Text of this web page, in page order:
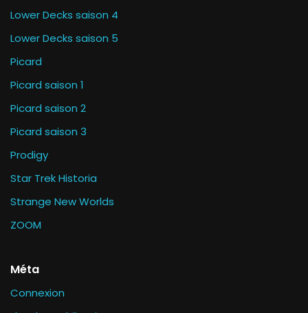
Lower Decks saison 4
Lower Decks saison 5
Picard
Picard saison 1
Picard saison 2
Picard saison 3
Prodigy
Star Trek Historia
Strange New Worlds
ZOOM
Méta
Connexion